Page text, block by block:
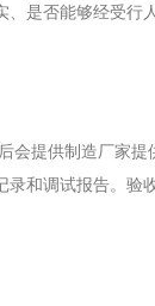
、是否能够经受
会提供制造厂家
和调试报告。